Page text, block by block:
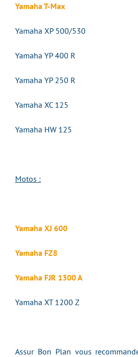
Yamaha T-Max
Yamaha XP 500/530
Yamaha YP 400 R
Yamaha YP 250 R
Yamaha XC 125
Yamaha HW 125
Motos :
Yamaha XJ 600
Yamaha FZ8
Yamaha FJR 1300 A
Yamaha XT 1200 Z
Assur Bon Plan vous